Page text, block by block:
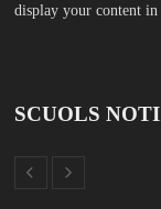
display your content in
SCUOLS